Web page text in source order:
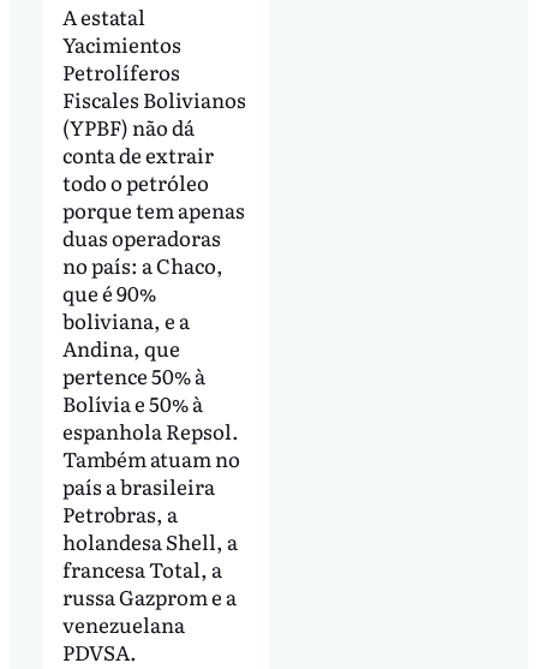
A estatal
Yacimientos
Petrolíferos
Fiscales Bolivianos
(YPBF) não dá
conta de extrair
todo o petróleo
porque tem apenas
duas operadoras
no país: a Chaco,
que é 90%
boliviana, e a
Andina, que
pertence 50% à
Bolívia e 50% à
espanhola Repsol.
Também atuam no
país a brasileira
Petrobras, a
holandesa Shell, a
francesa Total, a
russa Gazprom e a
venezuelana
PDVSA.